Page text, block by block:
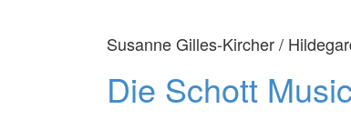
Zum
wird
gesungen
Susanne Gilles-Kircher /
Die Schott